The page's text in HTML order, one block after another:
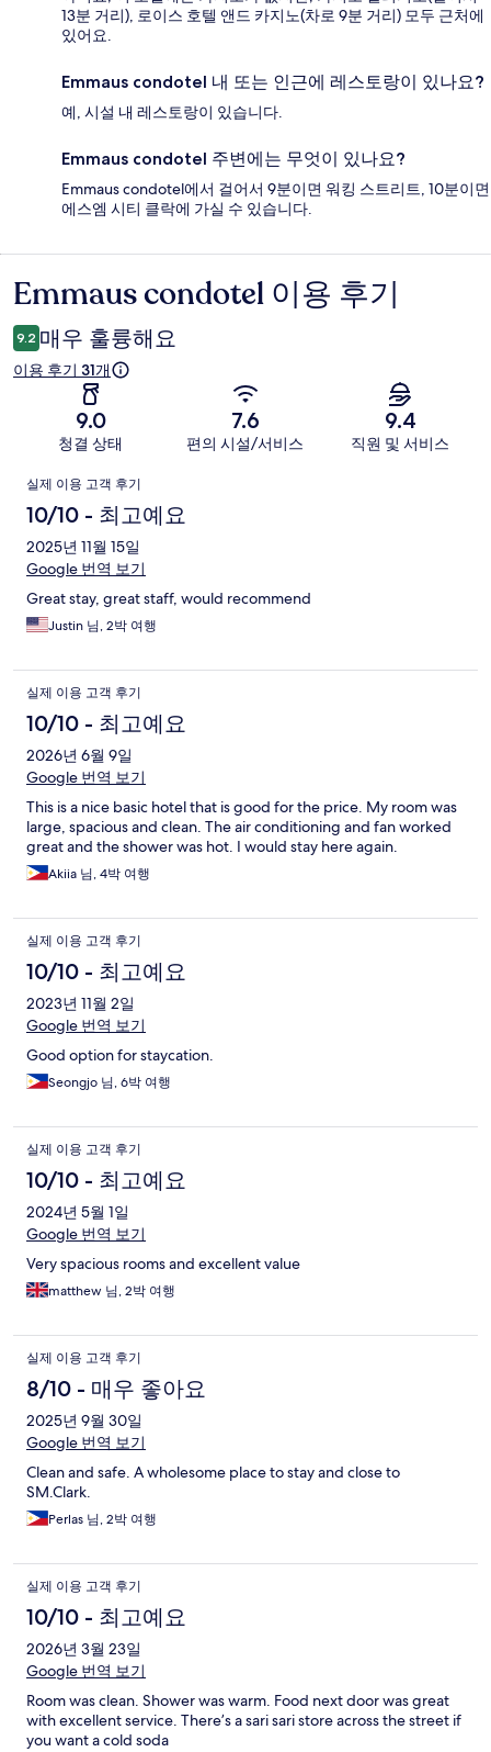
13분 거리), 로이스 호텔 앤드 카지노(차로 9분 거리) 모두 근처에
있어요.
Emmaus condotel 내 또는 인근에 레스토랑이 있나요?
예, 시설 내 레스토랑이 있습니다.
Emmaus condotel 주변에는 무엇이 있나요?
Emmaus condotel에서 걸어서 9분이면 워킹 스트리트, 10분이면
에스엠 시티 클락에 가실 수 있습니다.
이
용
후
Emmaus condotel 이용 후기
9.2 매우 훌륭해요
이용 후기 31개
9.0
청결 상태
7.6
편의 시설/서비스
9.4
직원 및 서비스
이
용
후
기
실제 이용 고객 후기
10/10 - 최고예요
2025년 11월 15일
Google 번역 보기
Great stay, great staff, would recommend
Justin 님, 2박 여행
실제 이용 고객 후기
10/10 - 최고예요
2026년 6월 9일
Google 번역 보기
This is a nice basic hotel that is good for the price. My room was
large, spacious and clean. The air conditioning and fan worked
great and the shower was hot. I would stay here again.
Akiia 님, 4박 여행
실제 이용 고객 후기
10/10 - 최고예요
2023년 11월 2일
Google 번역 보기
Good option for staycation.
Seongjo 님, 6박 여행
실제 이용 고객 후기
10/10 - 최고예요
2024년 5월 1일
Google 번역 보기
Very spacious rooms and excellent value
matthew 님, 2박 여행
실제 이용 고객 후기
8/10 - 매우 좋아요
2025년 9월 30일
Google 번역 보기
Clean and safe. A wholesome place to stay and close to
SM.Clark.
Perlas 님, 2박 여행
실제 이용 고객 후기
10/10 - 최고예요
2026년 3월 23일
Google 번역 보기
Room was clean. Shower was warm. Food next door was great
with excellent service. There’s a sari sari store across the street if
you want a cold soda